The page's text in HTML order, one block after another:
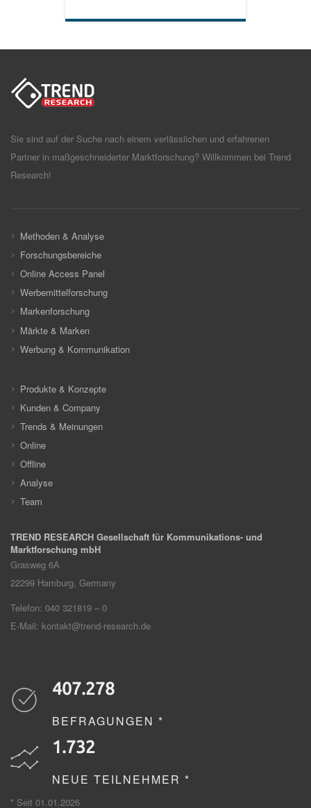
Sie sind auf der Suche nach einem verlässlichen und erfahrenen
Partner in maßgeschneiderter Marktforschung? Willkommen bei Trend
Research!
Methoden & Analyse
Forschungsbereiche
Online Access Panel
Werbemittelforschung
Markenforschung
Märkte & Marken
Werbung & Kommunikation
Produkte & Konzepte
Kunden & Company
Trends & Meinungen
Online
Offline
Analyse
Team
TREND RESEARCH Gesellschaft für Kommunikations- und
Marktforschung mbH
Grasweg 6A
22299 Hamburg, Germany
Telefon: 040 321819 – 0
E-Mail: kontakt@trend-research.de
407.278
BEFRAGUNGEN *
1.732
NEUE TEILNEHMER *
* Seit 01.01.2026